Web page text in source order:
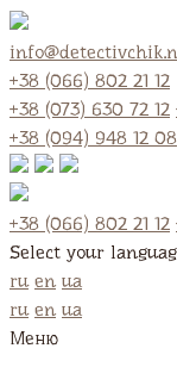
+38 (066) 802 21 12
+38 (073) 630 72 12
+38 (094) 948 12 08
+38 (066) 802 21 12
Select your
ru en ua
ru en ua
Меню